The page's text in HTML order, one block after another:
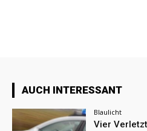
AUCH INTERESSANT
Blaulicht
Vier